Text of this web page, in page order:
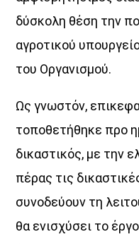
«Στο βάθος
08:30
10:00
12:00
12:00
Μια Θάλασσα
δύσκολη θέση την
αγροτικού
του Οργανισµού.
Ως γνωστόν,
τοποθετήθηκε προ
δικαστικός, µε την
πέρας τις
συνοδεύουν τη
θα ενισχύσει το